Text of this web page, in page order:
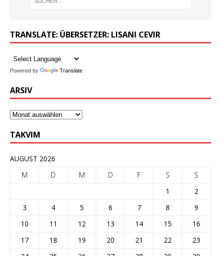
TRANSLATE: ÜBERSETZER: LISANI CEVIR
Powered by Translate
ARSIV
TAKVIM
AUGUST 2026
M
D M D F S
S
1
2
3
4 5 6 7 8
9
10
11 12 13 14 15
16
17
18 19 20 21 22
23